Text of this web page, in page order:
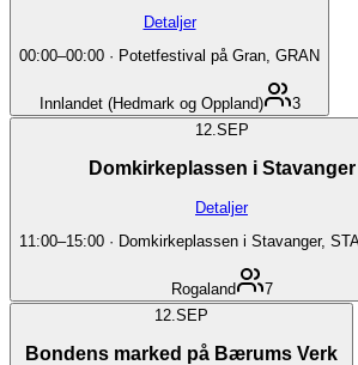
Detaljer
00:00–00:00 · Potetfestival på Gran, GRAN
Innlandet (Hedmark og Oppland)
3
12.SEP
Domkirkeplassen i Stavanger
Detaljer
11:00–15:00 · Domkirkeplassen i Stavanger,
Rogaland
7
12.SEP
Bondens marked på Bærums Verk